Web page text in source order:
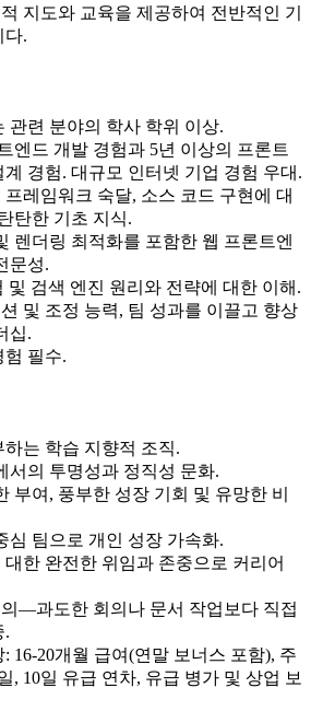
지도와 교육을 제공하여 전반적인 기
다.
관련 분야의 학사 학위 이상.
엔드 개발 경험과 5년 이상의 프론트
경험. 대규모 인터넷 기업 경험 우대.
레임워크 숙달, 소스 코드 구현에 대
탄한 기초 지식.
렌더링 최적화를 포함한 웹 프론트엔
문성.
및 검색 엔진 원리와 전략에 대한 이해.
및 조정 능력, 팀 성과를 이끌고 향상
십.
험 필수.
는 학습 지향적 조직.
서의 투명성과 정직성 문화.
부여, 풍부한 성장 기회 및 유망한 비
심 팀으로 개인 성장 가속화.
한 완전한 위임과 존중으로 커리어
—과도한 회의나 문서 작업보다 직접
.
16-20개월 급여(연말 보너스 포함), 주
, 10일 유급 연차, 유급 병가 및 상업 보